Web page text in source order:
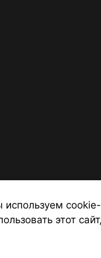
- Поиск туров от
этот